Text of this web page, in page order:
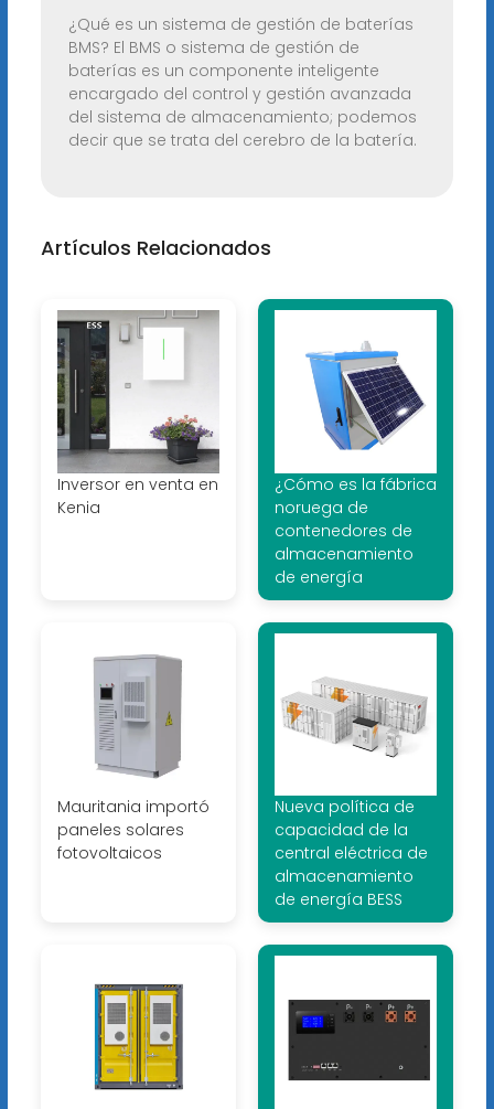
¿Qué es un sistema de gestión de baterías
BMS? El BMS o sistema de gestión de
baterías es un componente inteligente
encargado del control y gestión avanzada
del sistema de almacenamiento; podemos
decir que se trata del cerebro de la batería.
Artículos Relacionados
Inversor en venta en
Kenia
¿Cómo es la fábrica
noruega de
contenedores de
almacenamiento
de energía
Mauritania importó
paneles solares
fotovoltaicos
Nueva política de
capacidad de la
central eléctrica de
almacenamiento
de energía BESS